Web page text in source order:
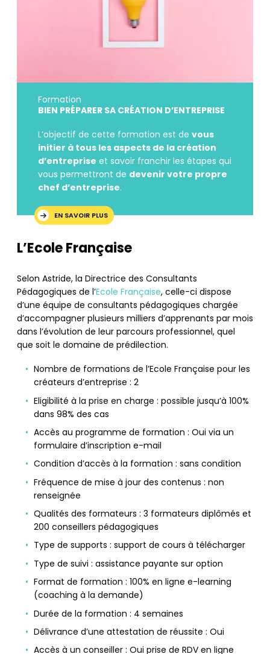
Formation
BIEN PRÉPARER SA CRÉATION D’ENTREPRISE
L’objectif de cette formation est de vous
initier à tous les aspects de la création
d’entreprise et savoir franchir les étapes qui
vous permettront de devenir votre propre
chef d’entreprise.
EN SAVOIR PLUS
L’Ecole Française
Selon Astride, la Directrice des Consultants
Pédagogiques de l’Ecole Française, celle-ci dispose
d’une équipe de consultants pédagogiques chargée
d’accompagner plusieurs milliers d’apprenants par mois
dans l’évolution de leur parcours professionnel, quel
que soit le domaine de prédilection.
Nombre de formations de l’Ecole Française pour les
créateurs d’entreprise : 2
Eligibilité à la prise en charge : possible jusqu’à 100%
dans 98% des cas
Accès au programme de formation : Oui via un
formulaire d’inscription e-mail
Condition d’accès à la formation : sans condition
Fréquence de mise à jour des contenus : non
renseignée
Qualités des formateurs : 3 formateurs diplômés et
200 conseillers pédagogiques
Type de supports : support de cours à télécharger
Type de suivi : assistance payante sur option
Format de formation : 100% en ligne e-learning
(coaching à la demande)
Durée de la formation : 4 semaines
Délivrance d’une attestation de réussite : Oui
Accès à un conseiller : Oui prise de RDV en ligne